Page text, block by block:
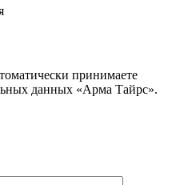
принимаете
данных «Арма Тайрс».